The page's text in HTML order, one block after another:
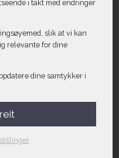
i takt med endringer
slik at vi kan
relevante for dine
dine samtykker i